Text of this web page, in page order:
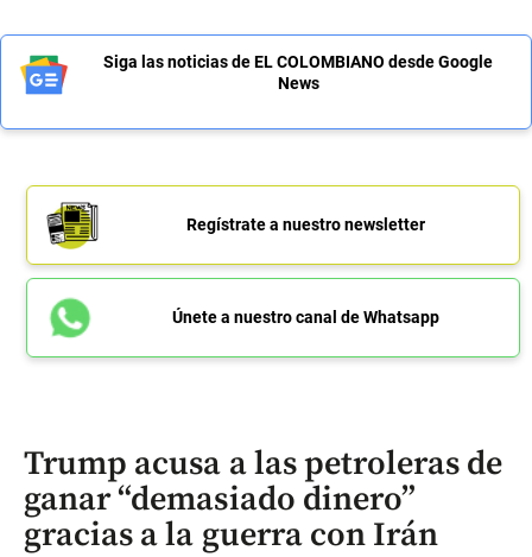
Siga las noticias de EL COLOMBIANO desde Google
News
Regístrate a nuestro newsletter
Únete a nuestro canal de Whatsapp
Trump acusa a las petroleras de
ganar “demasiado dinero”
gracias a la guerra con Irán